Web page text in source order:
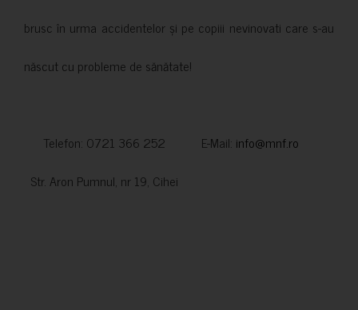
brusc în urma accidentelor și pe copiii nevinovati care s-au
născut cu probleme de sănătate!
Telefon: 0721 366 252 E-Mail: info@mnf.ro
Str. Aron Pumnul, nr 19, Cihei